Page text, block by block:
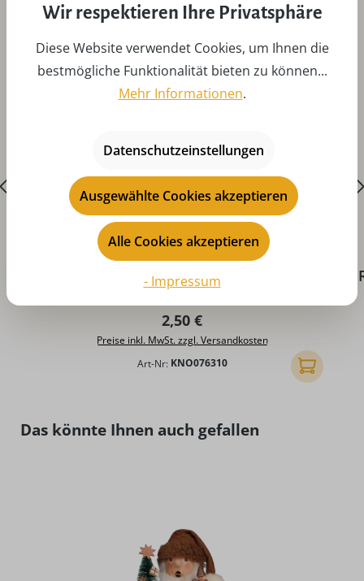
Durchschnittliche Bewertung von 4.9 von 5 Sternen
Räucherkerzen - bunte Mischung, klein, 24
Stück von KNOX
Regulärer Preis:
2,50 €
Preise inkl. MwSt. zzgl. Versandkosten
Art-Nr: KNO076310 In den
Produktgalerie überspringen
Das könnte Ihnen auch gefallen
Wir respektieren Ihre Privatsphäre
Diese Website verwendet Cookies, um Ihnen die
bestmögliche Funktionalität bieten zu können...
Mehr Informationen.
Datenschutzeinstellungen
Ausgewählte Cookies akzeptieren
Alle Cookies akzeptieren
- Impressum